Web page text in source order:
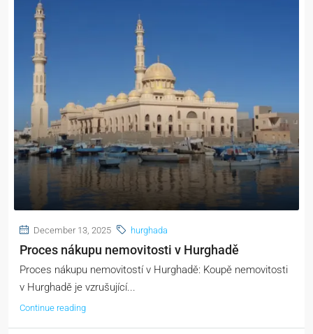
December 13, 2025 hurghada
Proces nákupu nemovitosti v Hurghadě
Proces nákupu nemovitostí v Hurghadě: Koupě nemovitosti
v Hurghadě je vzrušující...
Continue reading